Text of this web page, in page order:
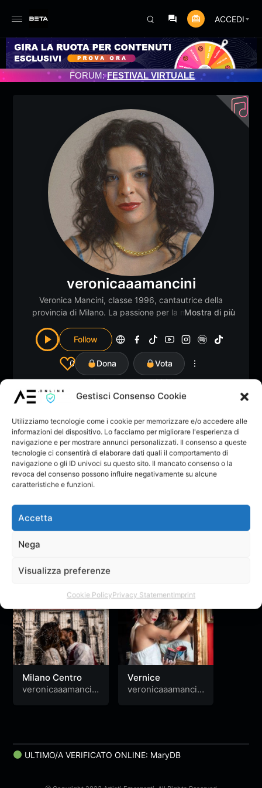
Gestisci Consenso Cookie
Utilizziamo tecnologie come i cookie per memorizzare e/o accedere alle
informazioni del dispositivo. Lo facciamo per migliorare l'esperienza di
navigazione e per mostrare annunci personalizzati. Il consenso a queste
tecnologie ci consentirà di elaborare dati quali il comportamento di
navigazione o gli ID univoci su questo sito. Il mancato consenso o la
revoca del consenso possono influire negativamente su alcune
caratteristiche e funzioni.
Accetta
Nega
Visualizza preferenze
Cookie PolicyPrivacy StatementImprint
ACCEDI
PROGRAMMATO 3/07/2025
FORUM:FESTIVAL VIRTUALE
veronicaaamancini
Veronica Mancini, classe 1996, cantautrice della
provincia di Milano. La passione per la musica mi ha
zio, DJ per passione che mi spronava a cantare alle
cerimonie di famiglia, alle nonne che mi facevano
conoscere le canzoni degli anni ’60 e ai miei genitori
che mi hanno fatto scoprire la bellezza dei concerti
crescendo ho scoperto la bellezza di esprimermi
che ruota attorno alla musica il live è il mio momento
preferito, perché mi permette di guardare il pubblico
negli occhi e condividere con chi mi ascolta
un’emozione unica.
Mostra di più
Follow
0 Dona
Vota
Membro dal: Apr 2024
Home Musica 2 Albums Playlists
Non ci sono Feedback
Singoli
Milano Centro
veronicaaamancin
Vernice
veronicaaamancin
ULTIMO/A VERIFICATO ONLINE: MaryDB